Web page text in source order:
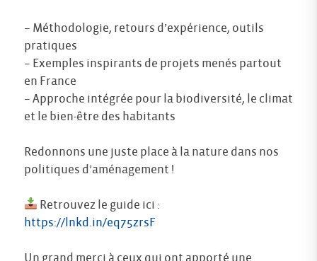
– Méthodologie, retours d’expérience, outils
pratiques
– Exemples inspirants de projets menés partout
en France
– Approche intégrée pour la biodiversité, le climat
et le bien-être des habitants
Redonnons une juste place à la nature dans nos
politiques d’aménagement !
Retrouvez le guide ici :
https://lnkd.in/eq75zrsF
Un grand merci à ceux qui ont apporté une